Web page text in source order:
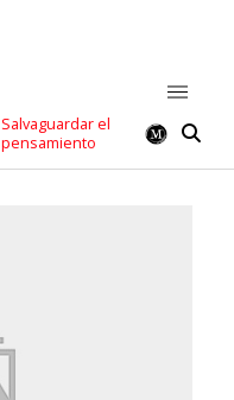
Salvaguardar el
pensamiento